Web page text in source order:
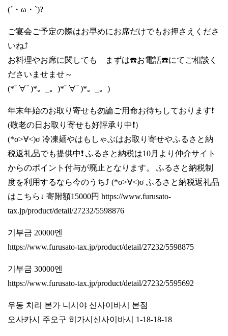
(´・ω・`)?
ご宴会ご予定の際はお早めにお席だけでもお押さえくださ
いね⤴️
お料理やお席に関しても まずは☎️お電話☎️にてご相談く
ださいませませ～
(*ﾟ∀ﾟ)*。_。)*ﾟ∀ﾟ)*。_。)
年末年始のお取り寄せも勿論ご用命お待ちしております❗️
(敬老の日お取り寄せも好評承り中❗️）
(*σ>∀<)σ 冷凍麺やはもしゃぶはお取り寄せやふるさと納
税返礼品でも提供中❗️ ふるさと納税は10月より仲介サイト
からのポイント付与が廃止となります。 ふるさと納税制
度を利用するなら今のうち⤴️ (*σ>∀<)σ ふるさと納税返礼品
はこちら↓ 寄附額15000円 https://www.furusato-
tax.jp/product/detail/27232/5598876
기부금 20000엔
https://www.furusato-tax.jp/product/detail/27232/5598875
기부금 30000엔
https://www.furusato-tax.jp/product/detail/27232/5595692
우동 치리 본가 니시야 신사이바시 본점
오사카시 주오구 히가시신사이바시 1-18-18-18